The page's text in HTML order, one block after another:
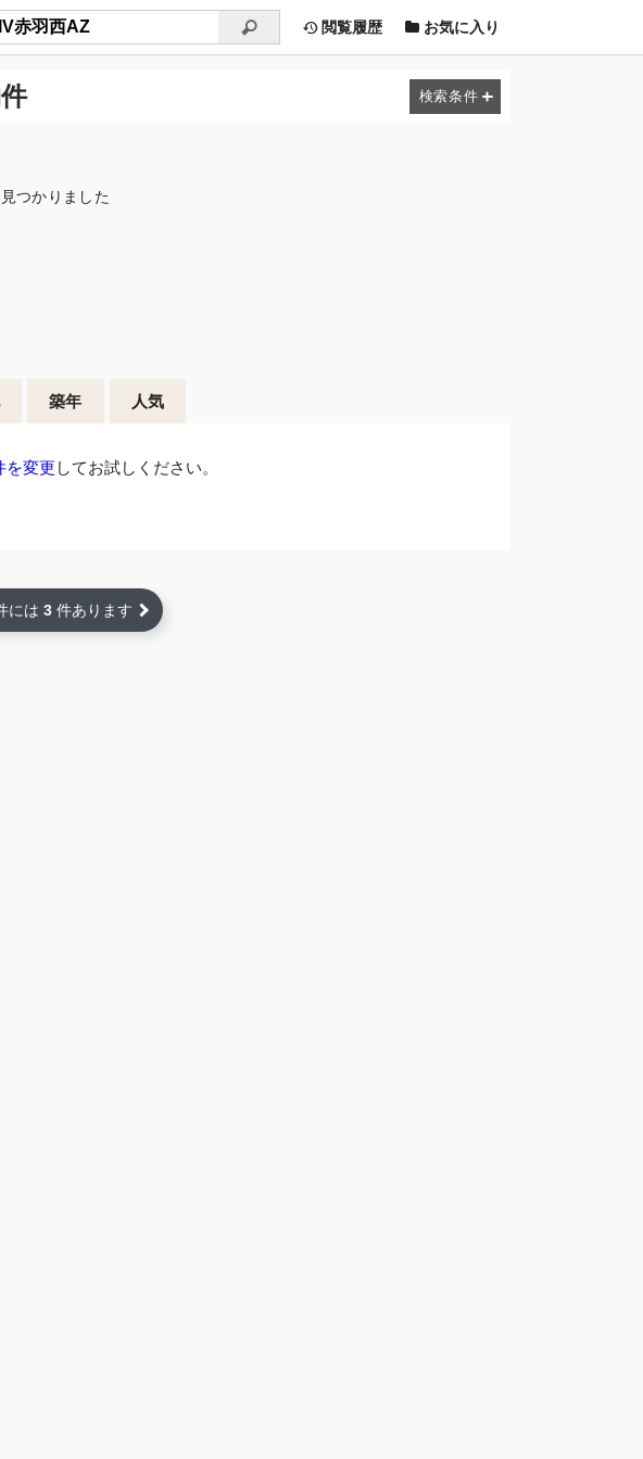
閲覧履歴 お気に入り
つかりました
築年 人気
を変更 してお試しください。
には 3 件あります